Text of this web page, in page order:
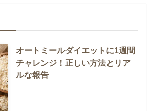
オートミールダイエットに1週間
チャレンジ！正しい方法とリア
ルな報告